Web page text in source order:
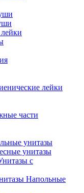
лейки
части
унитазы
унитазы
с
Напольные